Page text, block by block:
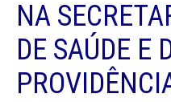
NA
DE SAÚDE E